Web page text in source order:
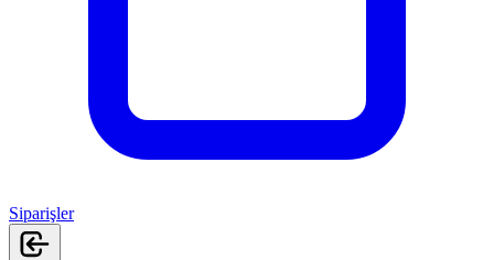
Siparişler